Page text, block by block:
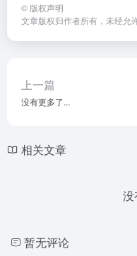
© 版权声明
文章版权归作者所有，未经允
上一篇
没有更多了...
相关文章
没
暂无评论